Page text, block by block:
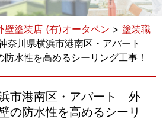
壁塗装店 (有)オータペン > 塗装職
奈川県横浜市港南区・アパート
水性を高めるシーリング工事！
市港南区・アパート 外
の防水性を高めるシーリ